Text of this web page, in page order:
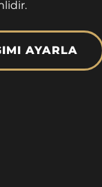
AYARLA